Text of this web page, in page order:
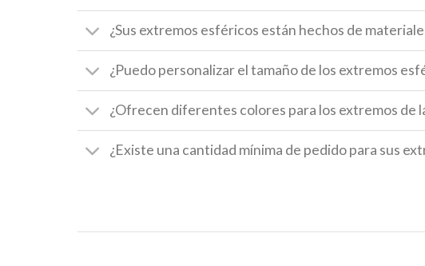
¿Sus extremos esféricos están hechos de
¿Puedo personalizar el tamaño de los extremos
¿Ofrecen diferentes colores para los extremos de
¿Existe una cantidad mínima de pedido para sus